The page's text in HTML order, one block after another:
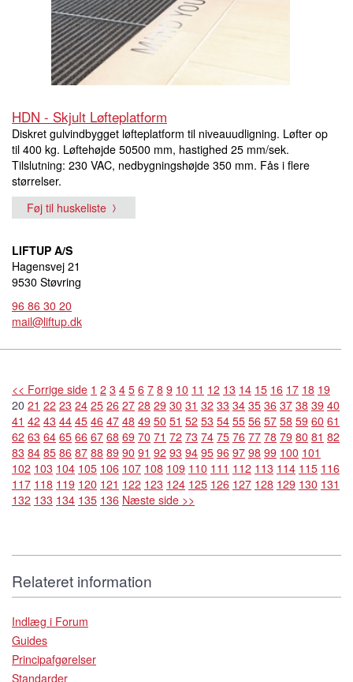
HDN - Skjult Løfteplatform
Diskret gulvindbygget løfteplatform til niveauudligning. Løfter op
til 400 kg. Løftehøjde 50500 mm, hastighed 25 mm/sek.
Tilslutning: 230 VAC, nedbygningshøjde 350 mm. Fås i flere
størrelser.
Føj til huskeliste
LIFTUP A/S
Hagensvej 21
9530 Støvring
96 86 30 20
mail@liftup.dk
<< Forrige side 1 2 3 4 5 6 7 8 9 10 11 12 13 14 15 16 17 18 19
20 21 22 23 24 25 26 27 28 29 30 31 32 33 34 35 36 37 38 39 40
41 42 43 44 45 46 47 48 49 50 51 52 53 54 55 56 57 58 59 60 61
62 63 64 65 66 67 68 69 70 71 72 73 74 75 76 77 78 79 80 81 82
83 84 85 86 87 88 89 90 91 92 93 94 95 96 97 98 99 100 101
102 103 104 105 106 107 108 109 110 111 112 113 114 115 116
117 118 119 120 121 122 123 124 125 126 127 128 129 130 131
132 133 134 135 136 Næste side >>
Relateret information
Indlæg i Forum
Guides
Principafgørelser
Standarder